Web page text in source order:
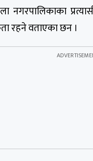
नगरपालिकाका
रहने वताएका छन ।